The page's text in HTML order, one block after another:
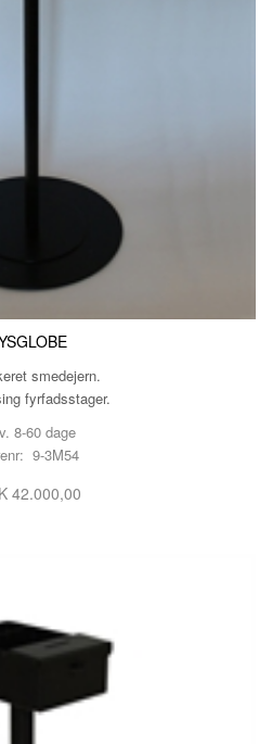
smedejern.
fyrfadsstager.
8-60 dage
9-3M54
42.000,00